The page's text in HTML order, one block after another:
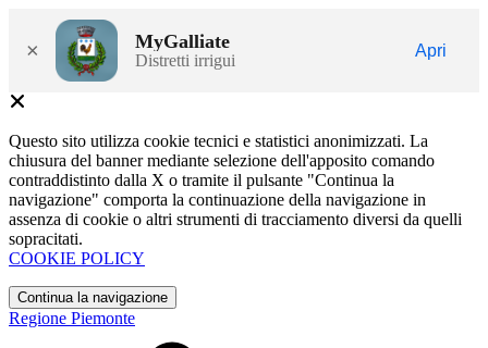
× MyGalliate
Distretti irrigui
Apri
Questo sito utilizza cookie tecnici e statistici anonimizzati. La
chiusura del banner mediante selezione dell'apposito comando
contraddistinto dalla X o tramite il pulsante "Continua la
navigazione" comporta la continuazione della navigazione in
assenza di cookie o altri strumenti di tracciamento diversi da quelli
sopracitati.
COOKIE POLICY
Continua la navigazione
Regione Piemonte